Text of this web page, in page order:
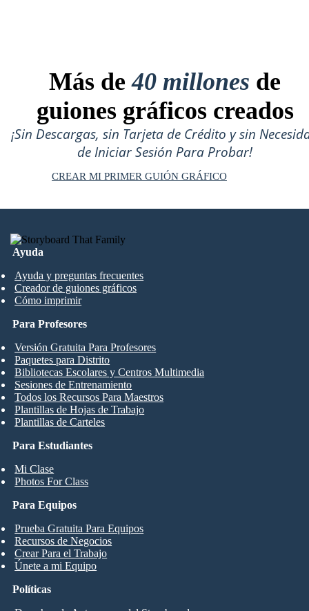
Más de40 millones de
guiones gráficos creados
¡Sin Descargas, sin Tarjeta de Crédito y sin
de Iniciar Sesión Para Probar!
CREAR MI PRIMER GUIÓN GRÁFICO
Ayuda
Ayuda y preguntas frecuentes
Creador de guiones gráficos
Cómo imprimir
Para Estudiantes
Mi Clase
Photos For Class
Para Profesores
Versión Gratuita Para Profesores
Paquetes para Distrito
Bibliotecas Escolares y Centros Multimedia
Sesiones de Entrenamiento
Todos los Recursos Para Maestros
Plantillas de Hojas de Trabajo
Plantillas de Carteles
Para Equipos
Prueba Gratuita Para Equipos
Recursos de Negocios
Crear Para el Trabajo
Únete a mi Equipo
Políticas